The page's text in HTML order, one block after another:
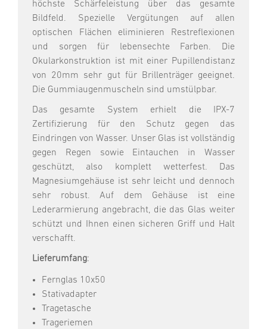
höchste Schärfeleistung über das gesamte
Bildfeld. Spezielle Vergütungen auf allen
optischen Flächen eliminieren Restreflexionen
und sorgen für lebensechte Farben. Die
Okularkonstruktion ist mit einer Pupillendistanz
von 20mm sehr gut für Brillenträger geeignet.
Die Gummiaugenmuscheln sind umstülpbar.
Das gesamte System erhielt die IPX-7
Zertifizierung für den Schutz gegen das
Eindringen von Wasser. Unser Glas ist vollständig
gegen Regen sowie Eintauchen in Wasser
geschützt, also komplett wetterfest. Das
Magnesiumgehäuse ist sehr leicht und dennoch
sehr robust. Auf dem Gehäuse ist eine
Lederarmierung angebracht, die das Glas weiter
schützt und Ihnen einen sicheren Griff und Halt
verschafft.
Lieferumfang:
Fernglas 10x50
Stativadapter
Tragetasche
Trageriemen